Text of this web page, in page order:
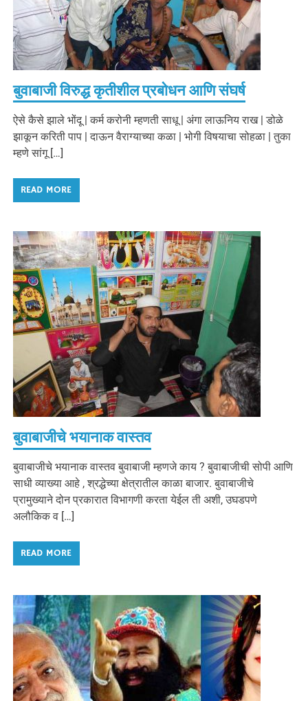
बुवाबाजी विरुद्ध कृतीशील प्रबोधन आणि संघर्ष
ऐसे कैसे झाले भोंदू | कर्म करोनी म्हणती साधू | अंगा लाऊनिय राख | डोळे
झाकून करिती पाप | दाऊन वैराग्याच्या कळा | भोगी विषयाचा सोहळा | तुका
म्हणे सांगू […]
READ MORE
बुवाबाजीचे भयानाक वास्तव
बुवाबाजीचे भयानाक वास्तव बुवाबाजी म्हणजे काय ? बुवाबाजीची सोपी आणि
साधी व्याख्या आहे , श्रद्धेच्या क्षेत्रातील काळा बाजार. बुवाबाजीचे
प्रामुख्याने दोन प्रकारात विभागणी करता येईल ती अशी, उघडपणे
अलौकिक व […]
READ MORE